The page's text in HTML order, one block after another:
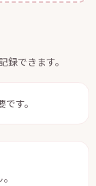
できます。
です。